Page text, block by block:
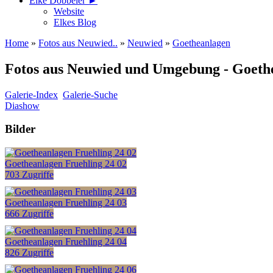
Website
Elkes Blog
Home » Fotos aus Neuwied.. » Neuwied » Goetheanlagen
Fotos aus Neuwied und Umgebung -
Galerie-Index Galerie-Suche
Diashow
Bilder
Goetheanlagen Fruehling 24 02
703 Zugriffe
Goetheanlagen Fruehling 24 03
666 Zugriffe
Goetheanlagen Fruehling 24 04
826 Zugriffe